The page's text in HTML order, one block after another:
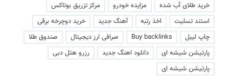
خرید طلای آب شده
مزایده خودرو
مرکز تزریق بوتاکس
استند تسلیت
اخذ رتبه آهنگ جدید
خرید دوچرخه برقی
چاپ لیبل
Buy backlinks صرافی ارز دیجیتال
صندوق طلا
پارتیشن شیشه ای
دانلود اهنگ جدید
رزرو هتل دبی
پارتیشن شیشه ای